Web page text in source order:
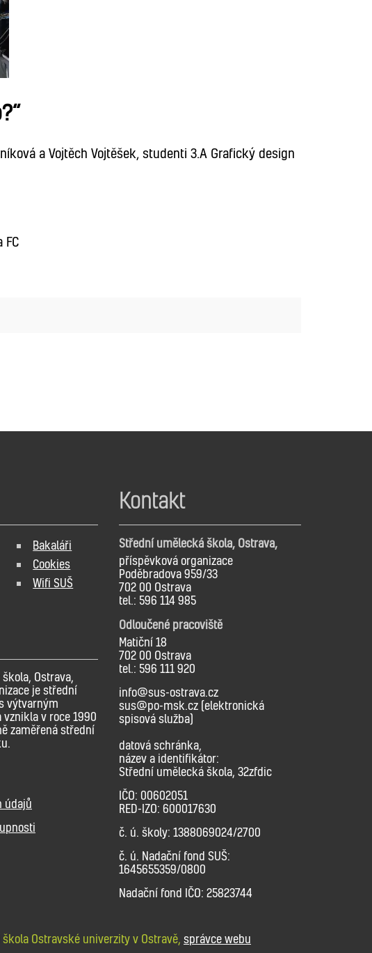
a Vojtěch Vojtěšek, studenti 3.A Grafický design
Bakaláři
Cookies
Wifi SUŠ
Ostrava,
je střední
výtvarným
v roce 1990
zaměřená střední
údajů
Kontakt
Střední umělecká škola, Ostrava,
příspěvková organizace
Poděbradova 959/33
702 00 Ostrava
tel.: 596 114 985
Odloučené pracoviště
Matiční 18
702 00 Ostrava
tel.: 596 111 920
info@sus-ostrava.cz
sus@po-msk.cz (elektronická
spisová služba)
datová schránka,
název a identifikátor:
Střední umělecká škola, 32zfdic
IČO: 00602051
RED-IZO: 600017630
č. ú. školy: 1388069024/2700
č. ú. Nadační fond SUŠ:
1645655359/0800
Nadační fond IČO: 25823744
Ostravské univerzity v Ostravě, správce webu